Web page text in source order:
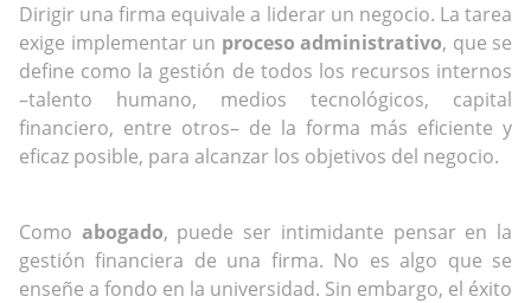
Dirigir una firma equivale a liderar un negocio. La tarea
exige implementar un proceso administrativo, que se
define como la gestión de todos los recursos internos
–talento humano, medios tecnológicos, capital
financiero, entre otros– de la forma más eficiente y
eficaz posible, para alcanzar los objetivos del negocio.
Como abogado, puede ser intimidante pensar en la
gestión financiera de una firma. No es algo que se
enseñe a fondo en la universidad. Sin embargo, el éxito